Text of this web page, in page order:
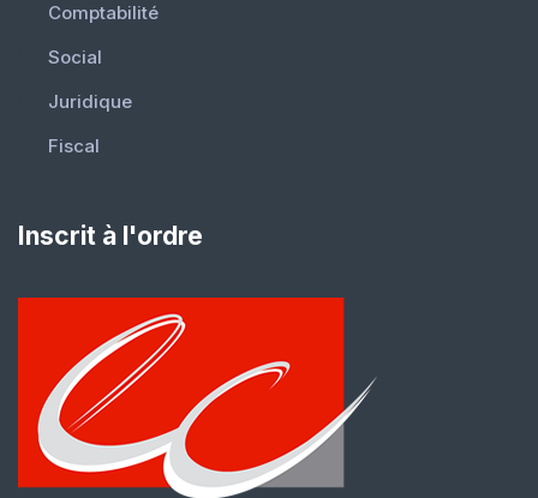
Comptabilité
Social
Juridique
Fiscal
Inscrit à l'ordre